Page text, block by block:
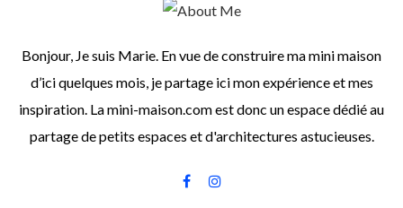
Bonjour, Je suis Marie. En vue de construire ma mini maison
d’ici quelques mois, je partage ici mon expérience et mes
inspiration. La mini-maison.com est donc un espace dédié au
partage de petits espaces et d'architectures astucieuses.